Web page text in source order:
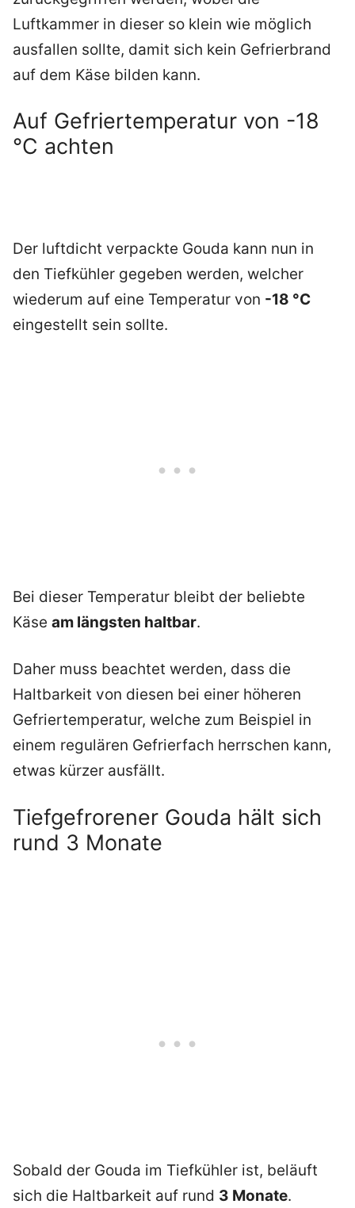
Luftkammer in dieser so klein wie möglich
ausfallen sollte, damit sich kein Gefrierbrand
auf dem Käse bilden kann.
Auf Gefriertemperatur von -18
°C achten
Der luftdicht verpackte Gouda kann nun in
den Tiefkühler gegeben werden, welcher
wiederum auf eine Temperatur von -18 °C
eingestellt sein sollte.
Bei dieser Temperatur bleibt der beliebte
Käse am längsten haltbar.
Daher muss beachtet werden, dass die
Haltbarkeit von diesen bei einer höheren
Gefriertemperatur, welche zum Beispiel in
einem regulären Gefrierfach herrschen kann,
etwas kürzer ausfällt.
Tiefgefrorener Gouda hält sich
rund 3 Monate
Sobald der Gouda im Tiefkühler ist, beläuft
sich die Haltbarkeit auf rund 3 Monate.